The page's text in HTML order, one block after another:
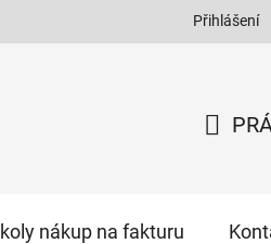
Přihlášení
nákup na fakturu